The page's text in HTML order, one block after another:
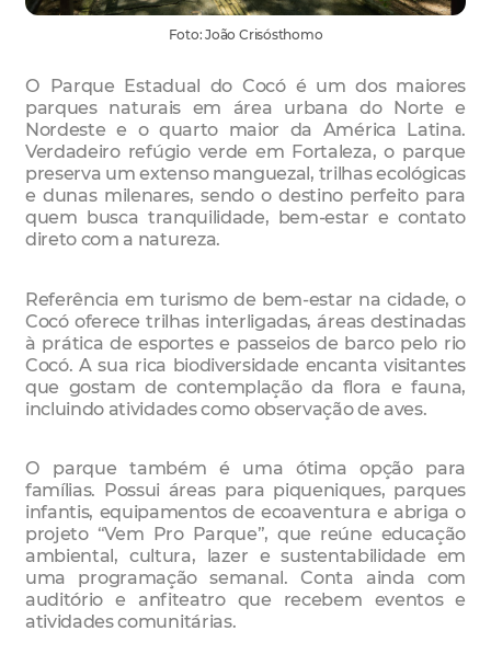
Foto: João Crisósthomo
O Parque Estadual do Cocó é um dos maiores
parques naturais em área urbana do Norte e
Nordeste e o quarto maior da América Latina.
Verdadeiro refúgio verde em Fortaleza, o parque
preserva um extenso manguezal, trilhas ecológicas
e dunas milenares, sendo o destino perfeito para
quem busca tranquilidade, bem-estar e contato
direto com a natureza.
Referência em turismo de bem-estar na cidade, o
Cocó oferece trilhas interligadas, áreas destinadas
à prática de esportes e passeios de barco pelo rio
Cocó. A sua rica biodiversidade encanta visitantes
que gostam de contemplação da flora e fauna,
incluindo atividades como observação de aves.
O parque também é uma ótima opção para
famílias. Possui áreas para piqueniques, parques
infantis, equipamentos de ecoaventura e abriga o
projeto “Vem Pro Parque”, que reúne educação
ambiental, cultura, lazer e sustentabilidade em
uma programação semanal. Conta ainda com
auditório e anfiteatro que recebem eventos e
atividades comunitárias.